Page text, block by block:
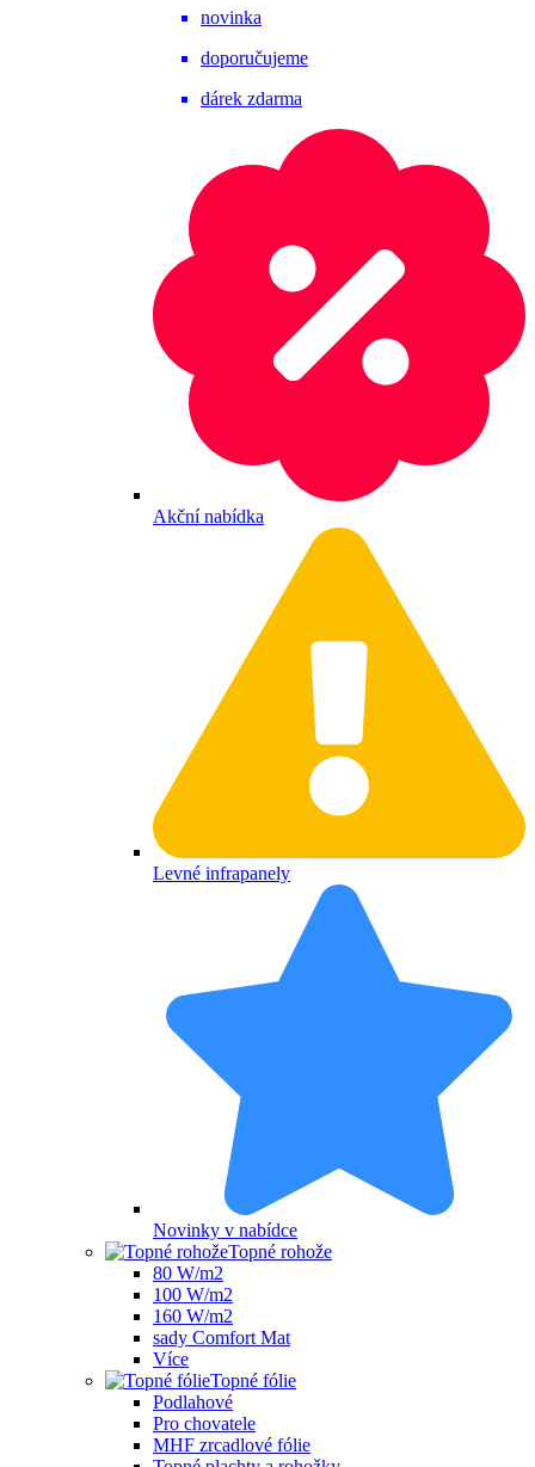
novinka
doporučujeme
dárek zdarma
Akční nabídka
Levné infrapanely
Novinky v nabídce
Topné rohože
80 W/m2
100 W/m2
160 W/m2
sady Comfort Mat
Více
Topné fólie
Podlahové
Pro chovatele
MHF zrcadlové fólie